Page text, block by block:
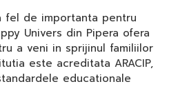
fel de importanta pentru
Univers din Pipera ofera
a veni in sprijinul familiilor
este acreditata ARACIP,
educationale